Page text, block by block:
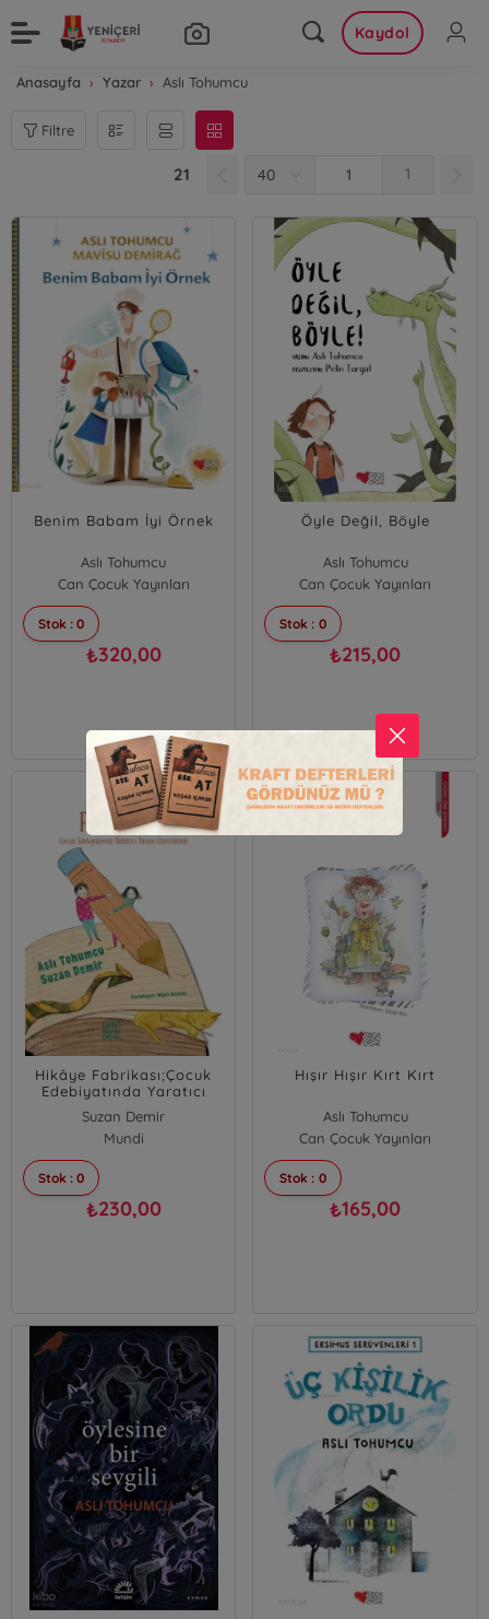
Kaydol
Anasayfa Yazar Aslı Tohumcu
Filtre
21 1
Benim Babam İyi Örnek
Aslı Tohumcu
Can Çocuk Yayınları
Stok : 0
₺320,00
Öyle Değil, Böyle
Aslı Tohumcu
Can Çocuk Yayınları
Stok : 0
₺215,00
Hikâye Fabrikası;Çocuk
Edebiyatında Yaratıcı
Suzan Demir
Aslı Tohumcu
Mundi
Stok : 0
₺230,00
Hışır Hışır Kırt Kırt
Aslı Tohumcu
Can Çocuk Yayınları
Stok : 0
₺165,00